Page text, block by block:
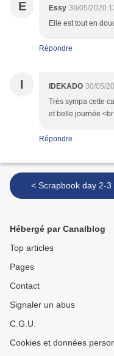
E Essy 30/05/2020
Elle est tout en
Répondre
I IDEKADO 30/05/
Très sympa cette
et belle journée
Répondre
< Scrapbook day 2-3
Hébergé par Canalblog
Top articles
Pages
Contact
Signaler un abus
C.G.U.
Cookies et données